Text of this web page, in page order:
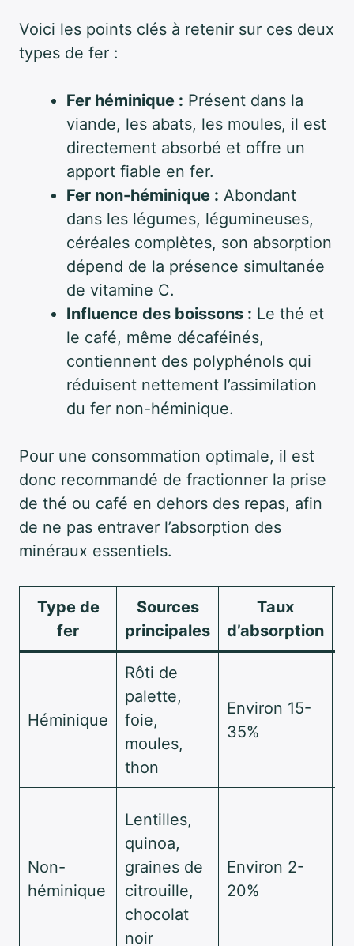
Voici les points clés à retenir sur ces deux
types de fer :
Fer héminique : Présent dans la
viande, les abats, les moules, il est
directement absorbé et offre un
apport fiable en fer.
Fer non-héminique : Abondant
dans les légumes, légumineuses,
céréales complètes, son absorption
dépend de la présence simultanée
de vitamine C.
Influence des boissons : Le thé et
le café, même décaféinés,
contiennent des polyphénols qui
réduisent nettement l’assimilation
du fer non-héminique.
Pour une consommation optimale, il est
donc recommandé de fractionner la prise
de thé ou café en dehors des repas, afin
de ne pas entraver l’absorption des
minéraux essentiels.
Type de
fer
Sources
principales
Taux
d’absorption
Héminique
Rôti de
palette,
foie,
moules,
thon
Environ 15-
35%
Non-
héminique
Lentilles,
quinoa,
graines de
citrouille,
chocolat
noir
Environ 2-
20%